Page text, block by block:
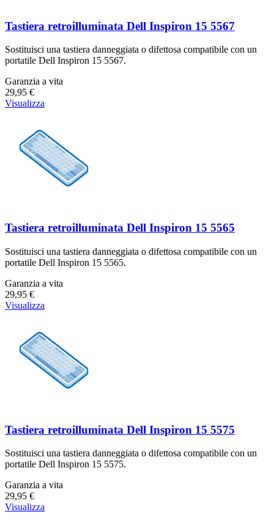
Tastiera retroilluminata Dell Inspiron 15 5567
Sostituisci una tastiera danneggiata o difettosa compatibile con un
portatile Dell Inspiron 15 5567.
Garanzia a vita
29,95 €
Visualizza
Tastiera retroilluminata Dell Inspiron 15 5565
Sostituisci una tastiera danneggiata o difettosa compatibile con un
portatile Dell Inspiron 15 5565.
Garanzia a vita
29,95 €
Visualizza
Tastiera retroilluminata Dell Inspiron 15 5575
Sostituisci una tastiera danneggiata o difettosa compatibile con un
portatile Dell Inspiron 15 5575.
Garanzia a vita
29,95 €
Visualizza